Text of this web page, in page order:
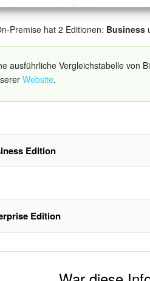
Premise hat 2 Editionen: Business
ausführliche Vergleichstabelle von
Website.
Edition
Premise Business bietet folgende
zu zertifizieren. Sie können
Edition